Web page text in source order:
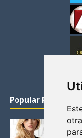
Popular Posts